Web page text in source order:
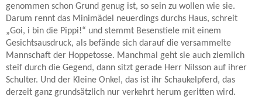
genommen schon Grund genug ist, so sein zu wollen wie sie.
Darum rennt das Minimädel neuerdings durchs Haus, schreit
„Goi, i bin die Pippi!“ und stemmt Besenstiele mit einem
Gesichtsausdruck, als befände sich darauf die versammelte
Mannschaft der Hoppetosse. Manchmal geht sie auch ziemlich
steif durch die Gegend, dann sitzt gerade Herr Nilsson auf ihrer
Schulter. Und der Kleine Onkel, das ist ihr Schaukelpferd, das
derzeit ganz grundsätzlich nur verkehrt herum geritten wird.